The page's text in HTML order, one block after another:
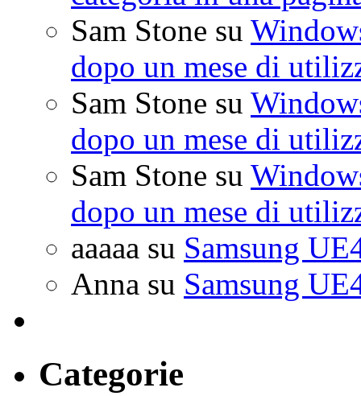
Sam Stone su
dopo un mese di
Sam Stone su
dopo un mese di
Sam Stone su
dopo un mese di
aaaaa su Samsung
Anna su Samsung
Categorie